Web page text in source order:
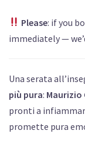
Please: if you
immediately —
Una serata
più pura: Maurizio
pronti a
promette pura